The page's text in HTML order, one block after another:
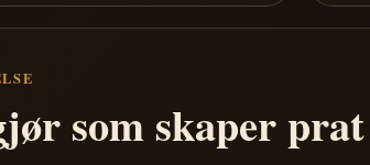
som skaper prat